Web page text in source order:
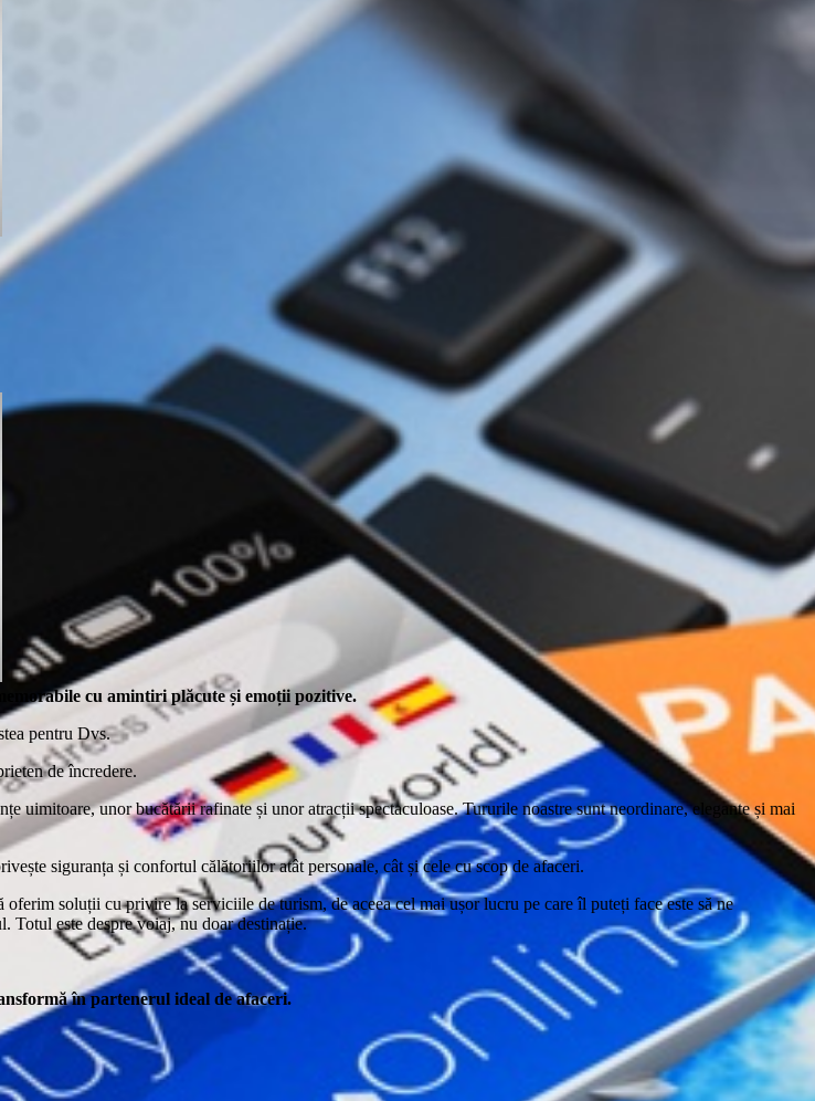
cu amintiri plăcute și emoții pozitive.
pentru Dvs.
de încredere.
uimitoare, unor bucătării rafinate și unor atracții spectaculoase. Tururile noastre sunt neordinare, elegante și mai
siguranța și confortul călătoriilor atât personale, cât și cele cu scop de afaceri.
soluții cu privire la serviciile de turism, de aceea cel mai ușor lucru pe care îl puteți face este să ne
Totul este despre voiaj, nu doar destinație.
în partenerul ideal de afaceri.